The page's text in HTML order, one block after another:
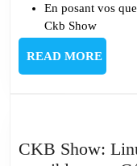
En posant vos
Ckb Show
READ MOREREAD
MORE
CKB Show: